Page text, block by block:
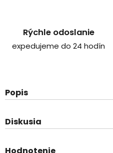
Rýchle odoslanie
expedujeme do 24 hodín
Popis
Diskusia